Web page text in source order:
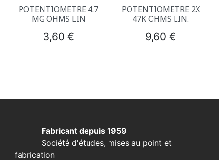
POTENTIOMETRE 4.7
MG OHMS LIN
Prix
3,60 €
POTENTIOMETRE 2X
47K OHMS LIN.
Prix
9,60 €
Fabricant depuis 1959
Société d'études, mises au point et
fabrication